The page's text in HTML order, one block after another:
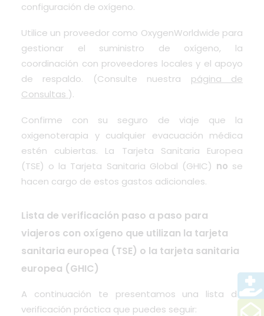
configuración de oxígeno.
Utilice un proveedor como OxygenWorldwide para
gestionar el suministro de oxígeno, la
coordinación con proveedores locales y el apoyo
de respaldo. (Consulte nuestra página de
Consultas ).
Confirme con su seguro de viaje que la
oxigenoterapia y cualquier evacuación médica
estén cubiertas. La Tarjeta Sanitaria Europea
(TSE) o la Tarjeta Sanitaria Global (GHIC) no se
hacen cargo de estos gastos adicionales.
Lista de verificación paso a paso para
viajeros con oxígeno que utilizan la tarjeta
sanitaria europea (TSE) o la tarjeta sanitaria
europea (GHIC)
A continuación te presentamos una lista de
verificación práctica que puedes seguir: